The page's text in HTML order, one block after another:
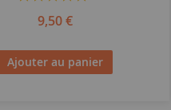
100%9,50 €
Ajouter au panier